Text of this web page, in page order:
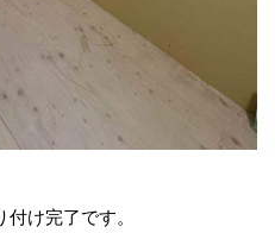
け完了です。